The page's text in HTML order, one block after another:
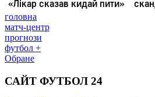
головна
матч-центр
прогнози
футбол +
Обране
САЙТ ФУТБОЛ 24